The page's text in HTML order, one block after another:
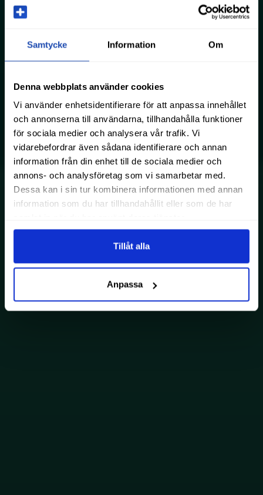
Samtycke Information Om
Denna webbplats använder cookies
Vi använder enhetsidentifierare för att anpassa innehållet
och annonserna till användarna, tillhandahålla funktioner
för sociala medier och analysera vår trafik. Vi
vidarebefordrar även sådana identifierare och annan
information från din enhet till de sociala medier och
annons- och analysföretag som vi samarbetar med.
Dessa kan i sin tur kombinera informationen med annan
information som du har tillhandahållit eller som de har
Tillåt alla
Anpassa